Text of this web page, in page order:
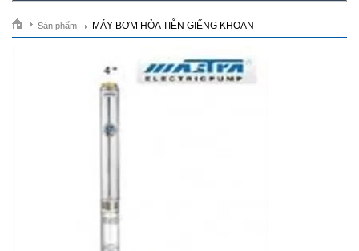
Sản phẩm MÁY BƠM HỎA TIỄN GIẾNG KHOAN